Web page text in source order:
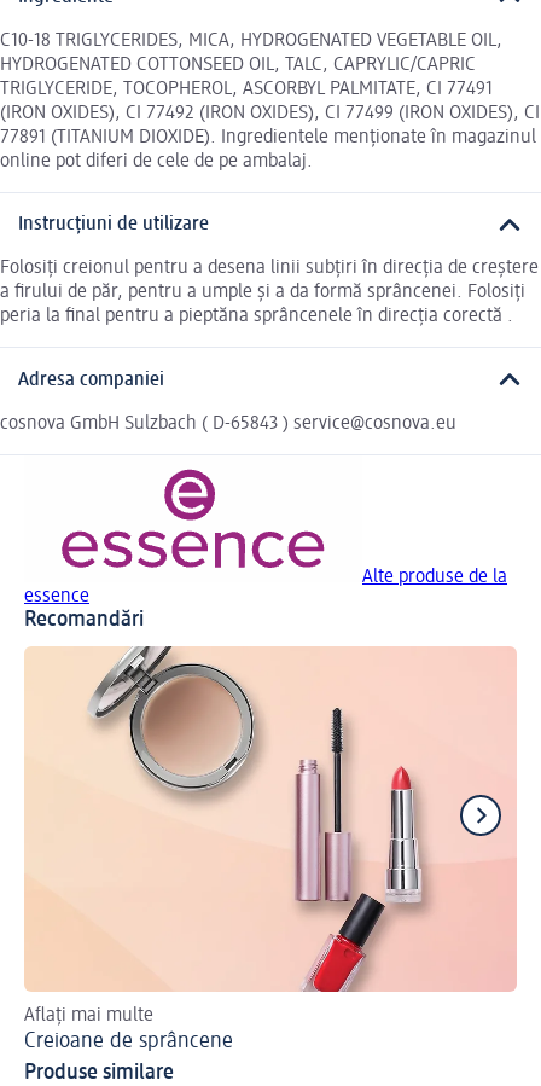
C10-18 TRIGLYCERIDES, MICA, HYDROGENATED VEGETABLE OIL,
HYDROGENATED COTTONSEED OIL, TALC, CAPRYLIC/CAPRIC
TRIGLYCERIDE, TOCOPHEROL, ASCORBYL PALMITATE, CI 77491
(IRON OXIDES), CI 77492 (IRON OXIDES), CI 77499 (IRON OXIDES), CI
77891 (TITANIUM DIOXIDE). Ingredientele menționate în magazinul
online pot diferi de cele de pe ambalaj.
Instrucțiuni de utilizare
Folosiți creionul pentru a desena linii subțiri în direcția de creștere
a firului de păr, pentru a umple și a da formă sprâncenei. Folosiți
peria la final pentru a pieptăna sprâncenele în direcția corectă .
Adresa companiei
cosnova GmbH Sulzbach ( D-65843 ) service@cosnova.eu
Alte produse de la
essence
Recomandări
Aflați mai multe
Creioane de sprâncene
Produse similare